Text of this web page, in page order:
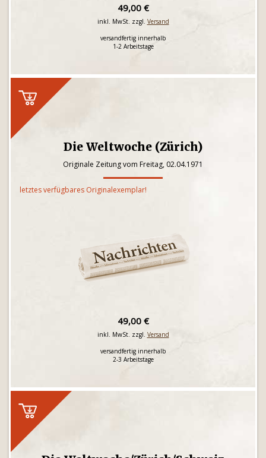
49,00 €
inkl. MwSt. zzgl. Versand
versandfertig innerhalb
1-2 Arbeitstage
Die Weltwoche (Zürich)
Originale Zeitung vom Freitag, 02.04.1971
letztes verfügbares Originalexemplar!
49,00 €
inkl. MwSt. zzgl. Versand
versandfertig innerhalb
2-3 Arbeitstage